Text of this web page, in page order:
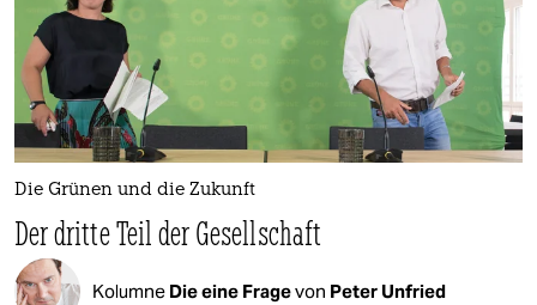
Die Grünen und die Zukunft
Der dritte Teil der Gesellschaft
Kolumne Die eine Fragevon Peter Unfried